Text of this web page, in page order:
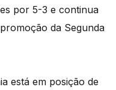
por 5-3 e continua
da Segunda
está em posição de